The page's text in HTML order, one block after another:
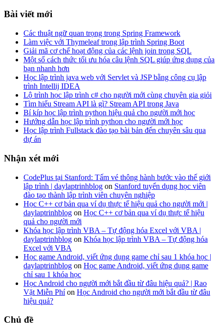
Bài viết mới
Các thuật ngữ quan trọng trong Spring Framework
Làm việc với Thymeleaf trong lập trình Spring Boot
Giải mã cơ chế hoạt động của các lệnh join trong SQL
Một số cách thức tối ưu hóa câu lệnh SQL giúp ứng dụng của
bạn nhanh hơn
Học lập trình java web với Servlet và JSP bằng công cụ lập
trình Intellij IDEA
Lộ trình học lập trình c# cho người mới cùng chuyên gia giỏi
Tìm hiểu Stream API là gì? Stream API trong Java
Bí kíp học lập trình python hiệu quả cho người mới học
Hướng dẫn học lập trình python cho người mới học
Học lập trình Fullstack đào tạo bài bản đến chuyên sâu qua
dự án
Nhận xét mới
CodePlus tại Stanford: Tấm vé thông hành bước vào thế giới
lập trình | daylaptrinhblog on Stanford tuyển dụng học viên
đào tạo thành lập trình viên chuyên nghiệp
Học C++ cơ bản qua ví dụ thực tế hiệu quả cho người mới |
daylaptrinhblog on Học C++ cơ bản qua ví dụ thực tế hiệu
quả cho người mới
Khóa học lập trình VBA – Tự động hóa Excel với VBA |
daylaptrinhblog on Khóa học lập trình VBA – Tự động hóa
Excel với VBA
Học game Android, viết ứng dụng game chỉ sau 1 khóa học |
daylaptrinhblog on Học game Android, viết ứng dụng game
chỉ sau 1 khóa học
Học Android cho người mới bắt đầu từ đâu hiệu quả? | Rao
Vặt Miễn Phíon Học Android cho người mới bắt đầu từ đâu
hiệu quả?
Chủ đề